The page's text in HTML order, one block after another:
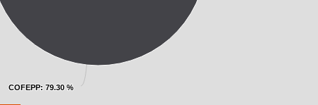
COFEPP: 79.30 %
COFEPP: 79.30 %